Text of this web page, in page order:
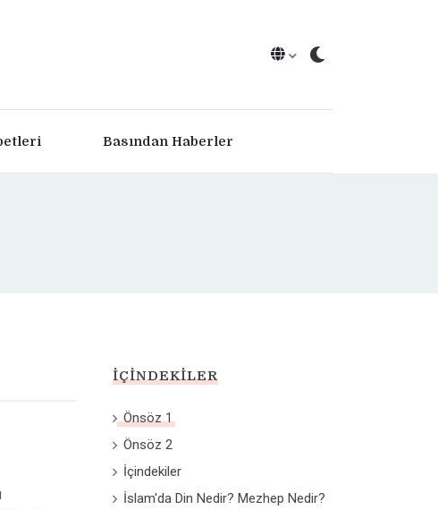
Basından Haberler
İÇINDEKILER
Önsöz 1
Önsöz 2
İçindekiler
İslam'da Din Nedir? Mezhep Nedir?